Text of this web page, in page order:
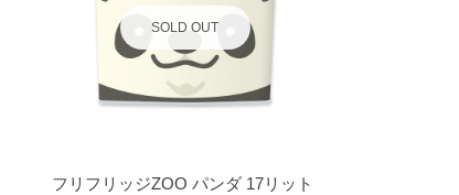
SOLD OUT
フリフリッジZOO パンダ 17リット